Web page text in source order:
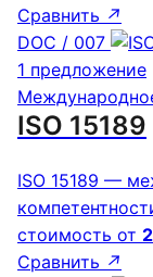
Сравнить ↗
DOC / 007
1 предложение
ISO 15189
ISO 15189 —
стоимость от
Сравнить ↗